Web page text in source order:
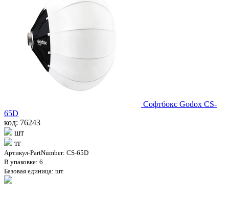
Софтбокс Godox CS-
65D
код: 76243
шт
тг
Артикул-PartNumber: CS-65D
В упаковке: 6
Базовая единица: шт